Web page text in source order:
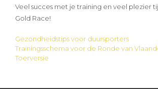
Veel succes met je training en veel plezier
Gold Race!
Bericht
Gezondheidstips voor duursporters
Trainingsschema voor de Ronde van
Toerversie